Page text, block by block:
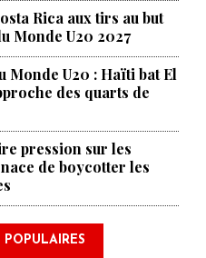
Rica aux tirs au but
Monde U20 2027
Monde U20 : Haïti bat El
des quarts de
pression sur les
de boycotter les